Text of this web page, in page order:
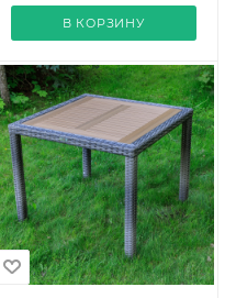
В КОРЗИНУ